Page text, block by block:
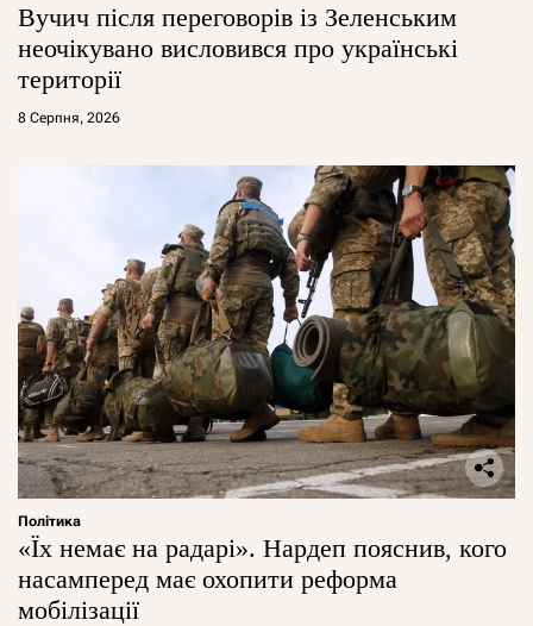
Вучич після переговорів із Зеленським
неочікувано висловився про українські
території
8 Серпня, 2026
Політика
«Їх немає на радарі». Нардеп пояснив, кого
насамперед має охопити реформа
мобілізації